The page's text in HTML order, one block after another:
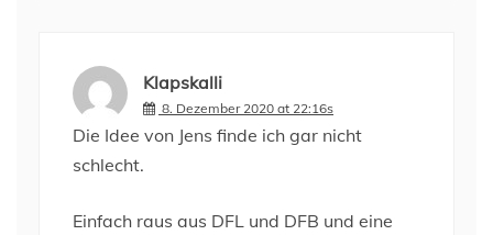
Klapskalli
8. Dezember 2020 at 22:16s
Die Idee von Jens finde ich gar nicht
schlecht.
Einfach raus aus DFL und DFB und eine